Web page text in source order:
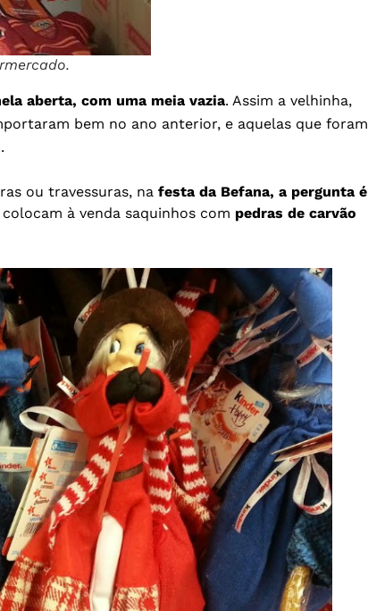
aberta, com uma meia vazia. Assim a velhinha,
bem no ano anterior, e aquelas que foram
.
ou travessuras, na festa da Befana, a pergunta é
à venda saquinhos com pedras de carvão